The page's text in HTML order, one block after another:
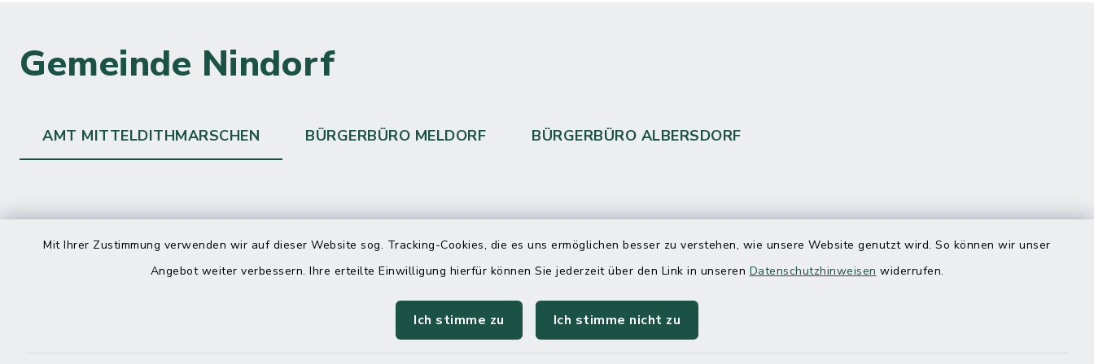
Mit Ihrer Zustimmung verwenden wir auf dieser Website sog. Tracking-Cookies, die es uns ermöglichen besser zu verstehen, wie unsere Website genutzt wird. So können wir unser
Angebot weiter verbessern. Ihre erteilte Einwilligung hierfür können Sie jederzeit über den Link in unseren Datenschutzhinweisen widerrufen.
Ich stimme zu Ich stimme nicht zu
Gemeinde Nindorf
AMT MITTELDITHMARSCHEN BÜRGERBÜRO MELDORF BÜRGERBÜRO ALBERSDORF
Kontakt
direkte telefonische Erreichbarkeit per
Durchwahl
Montag - Donnerstag
08:00 Uhr – 12:00 Uhr
14:00 Uhr – 16:00 Uhr